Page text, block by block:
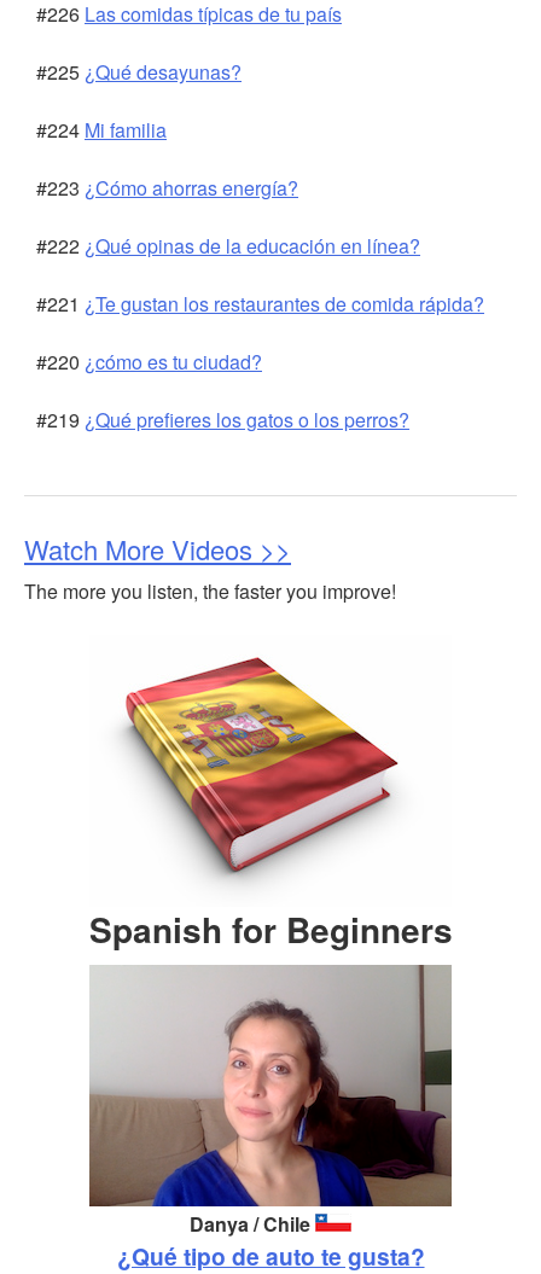
#226 Las comidas típicas de tu país
#225 ¿Qué desayunas?
#224 Mi familia
#223 ¿Cómo ahorras energía?
#222 ¿Qué opinas de la educación en línea?
#221 ¿Te gustan los restaurantes de comida rápida?
#220 ¿cómo es tu ciudad?
#219 ¿Qué prefieres los gatos o los perros?
Watch More Videos >>
The more you listen, the faster you improve!
Spanish for Beginners
Danya / Chile
¿Qué tipo de auto te gusta?